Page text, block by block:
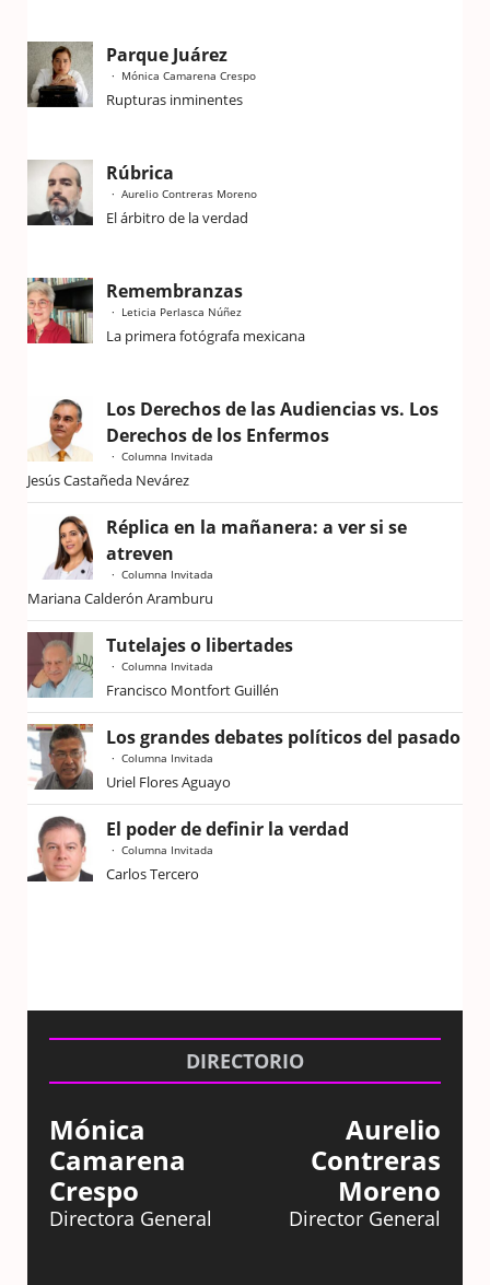
Parque Juárez
Mónica Camarena Crespo
Rupturas inminentes
Rúbrica
Aurelio Contreras Moreno
El árbitro de la verdad
Remembranzas
Leticia Perlasca Núñez
La primera fotógrafa mexicana
Los Derechos de las Audiencias vs. Los
Derechos de los Enfermos
Columna Invitada
Jesús Castañeda Nevárez
Réplica en la mañanera: a ver si se
atreven
Columna Invitada
Mariana Calderón Aramburu
Tutelajes o libertades
Columna Invitada
Francisco Montfort Guillén
Los grandes debates políticos del pasado
Columna Invitada
Uriel Flores Aguayo
El poder de definir la verdad
Columna Invitada
Carlos Tercero
DIRECTORIO
Mónica
Camarena
Crespo
Directora General
Aurelio
Contreras
Moreno
Director General